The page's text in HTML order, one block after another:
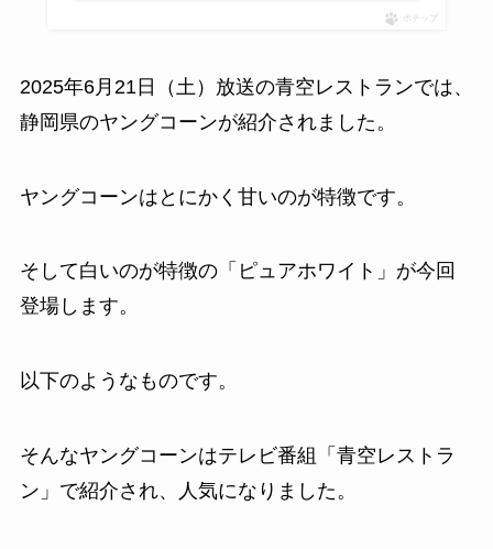
ポチップ
2025年6月21日（土）放送の青空レストランでは、
静岡県のヤングコーンが紹介されました。
ヤングコーンはとにかく甘いのが特徴です。
そして白いのが特徴の「ピュアホワイト」が今回
登場します。
以下のようなものです。
そんなヤングコーンはテレビ番組「青空レストラ
ン」で紹介され、人気になりました。